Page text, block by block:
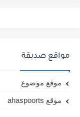
مواقع صديقة
موقع موضوع
موقع ahaspoorts